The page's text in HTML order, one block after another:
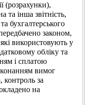
(розрахунки),
та інша звітність,
бухгалтерського
законом,
використовують у
обліку та
і сплатою
вимог
контроль за
на